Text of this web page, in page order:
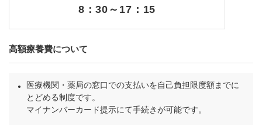
8：30～17：15
高額療養費について
医療機関・薬局の窓口での支払いを自己負担限度額までに
とどめる制度です。
マイナンバーカード提示にて手続きが可能です。